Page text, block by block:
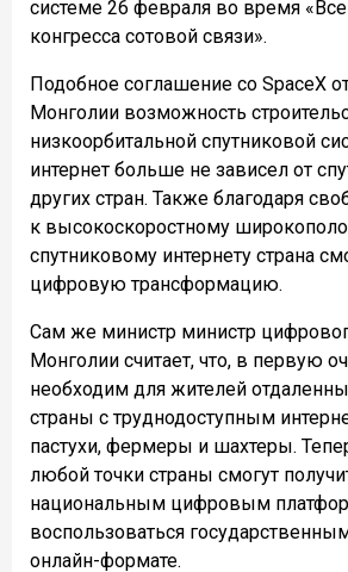
системе 26 февраля во время
конгресса сотовой связи».
Подобное соглашение со SpaceX
Монголии возможность
низкоорбитальной спутниковой
интернет больше не зависел от
других стран. Также благодаря
к высокоскоростному
спутниковому интернету страна
цифровую трансформацию.
Сам же министр министр
Монголии считает, что, в первую
необходим для жителей
страны с труднодоступным
пастухи, фермеры и шахтеры.
любой точки страны смогут
национальным цифровым
воспользоваться
онлайн-формате.